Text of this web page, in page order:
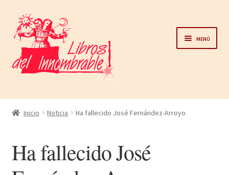
navegación
al
contenido
Menú
Home
Noticias
Inicio Noticia Ha fallecido José Fernández-Arroyo
Ha fallecido José